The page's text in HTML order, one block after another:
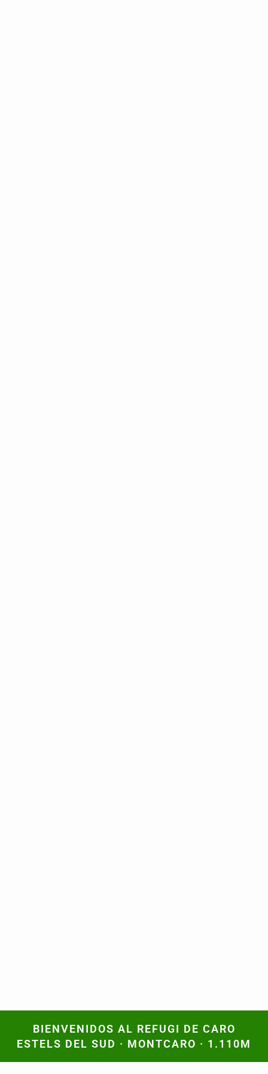
BIENVENIDOS AL REFUGI DE CARO
ESTELS DEL SUD · MONTCARO · 1.110M
BIENVENIDOS AL REFUGI DE CARO
ESTELS DEL SUD · MONTCARO · 1.110M